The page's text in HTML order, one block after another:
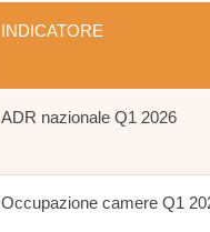
INDICATORE
ADR nazionale Q1 2026
Occupazione camere Q1